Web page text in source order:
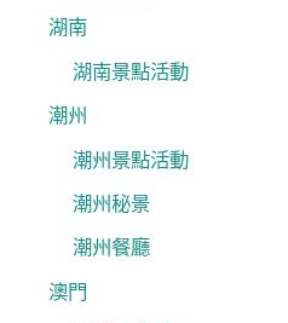
湖南
湖南景點活動
潮州
潮州景點活動
潮州秘景
潮州餐廳
澳門